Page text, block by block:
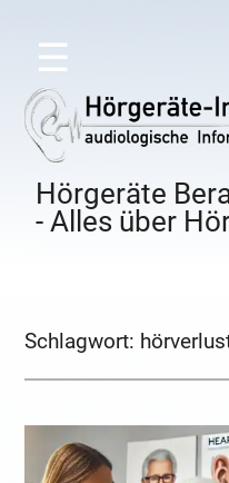
☰
Hörgeräte
- Alles über
Schlagwort: